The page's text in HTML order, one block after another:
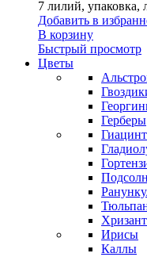
7 лилий, упаковка,
Добавить в
В корзину
Быстрый просмотр
Цветы
Герберы
Ирисы
Каллы